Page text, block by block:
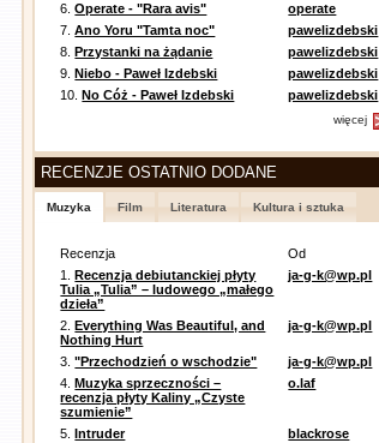
6.Operate - "Rara avis"
operate
7.Ano Yoru "Tamta noc"
pawelizdebski
8.Przystanki na żądanie
pawelizdebski
9.Niebo - Paweł Izdebski
pawelizdebski
10.No Cóż - Paweł Izdebski pawelizdebski
więcej
RECENZJE OSTATNIO DODANE
Muzyka Film Literatura Kultura i sztuka
Recenzja
Od
1.Recenzja debiutanckiej płyty
Tulia „Tulia” – ludowego „małego
dzieła”
ja-g-k@wp.pl
2.Everything Was Beautiful, and
Nothing Hurt
ja-g-k@wp.pl
3."Przechodzień o wschodzie"
ja-g-k@wp.pl
4.Muzyka sprzeczności –
recenzja płyty Kaliny „Czyste
szumienie”
o.laf
5.Intruder
blackrose